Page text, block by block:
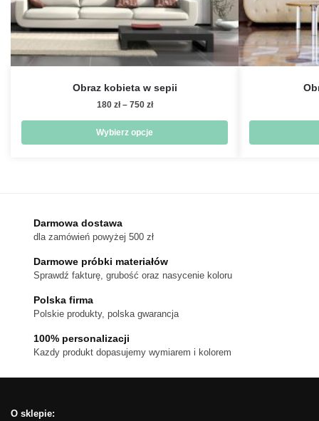
Obraz kobieta w sepii
180 zł – 750 złZakres
od
180 zł
Wybierz opcje
Opcje
można
wybrać
stronie
Darmowa dostawa
dla zamówień powyżej 500 zł
Darmowe próbki materiałów
Sprawdź fakturę, grubość oraz nasycenie koloru
Polska firma
Polskie produkty, polska gwarancja
100% personalizacji
Kazdy produkt dopasujemy wymiarem i kolorem
O sklepie: